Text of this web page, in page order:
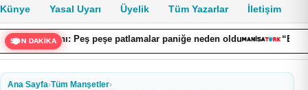
Künye Yasal Uyarı Üyelik Tüm Yazarlar İletişim
SON DAKİKAPeş peşe patlamalar paniğe neden oldu “Ekonomiye
Ana Sayfa›Tüm Manşetler›